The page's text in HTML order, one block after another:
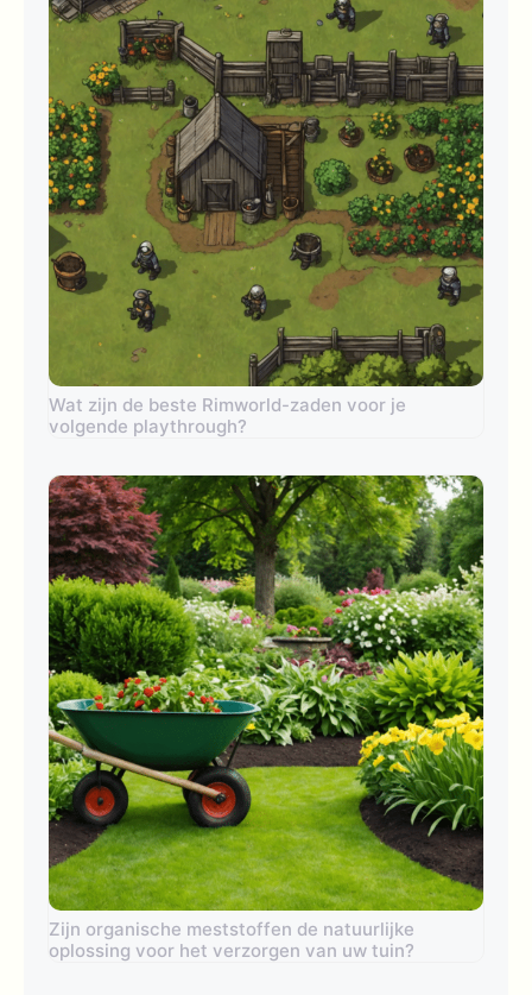
Wat zijn de beste Rimworld-zaden voor je
volgende playthrough?
Zijn organische meststoffen de natuurlijke
oplossing voor het verzorgen van uw tuin?